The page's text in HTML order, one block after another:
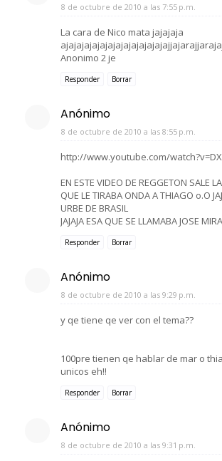
8 de octubre de 2010 a las 7:55 p.m.
La cara de Nico mata jajajaja
Anonimo 2 je
Responder Borrar
Anónimo
8 de octubre de 2010 a las 8:55 p.m.
http://www.youtube.com/
EN ESTE VIDEO DE REGGETON SALE
QUE LE TIRABA ONDA A THIAGO o.O
URBE DE BRASIL
JAJAJA ESA QUE SE LLAMABA JOSE
Responder Borrar
Anónimo
8 de octubre de 2010 a las 9:29 p.m.
y qe tiene qe ver con el tema??
100pre tienen qe hablar de mar o
unicos eh!!
Responder Borrar
Anónimo
8 de octubre de 2010 a las 9:31 p.m.